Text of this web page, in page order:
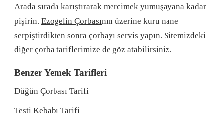
Arada sırada karıştırarak mercimek yumuşayana kadar
pişirin. Ezogelin Çorbasının üzerine kuru nane
serpiştirdikten sonra çorbayı servis yapın. Sitemizdeki
diğer çorba tariflerimize de göz atabilirsiniz.
Benzer Yemek Tarifleri
Düğün Çorbası Tarifi
Testi Kebabı Tarifi